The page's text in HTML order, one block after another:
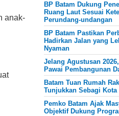
anak-
BP Batam Dukung
Ruang Laut Sesuai
Perundang-undangan
BP Batam Pastikan
Hadirkan Jalan yang
Nyaman
Jelang Agustusan
Pawai Pembangunan
Batam Tuan Rumah
Tunjukkan Sebagi Kota
Pemko Batam Ajak
Objektif Dukung